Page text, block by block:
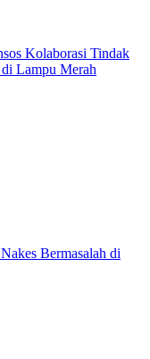
Kolaborasi Tindak
Lampu Merah
Bermasalah di